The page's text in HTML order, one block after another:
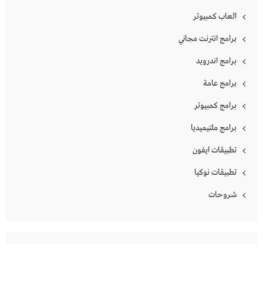
العاب كمبيوتر
برامج انترنت مجاني
برامج اندرويد
برامج عامة
برامج كمبيوتر
برامج ملتيميديا
تطبيقات ايفون
تطبيقات نوكيا
شروحات